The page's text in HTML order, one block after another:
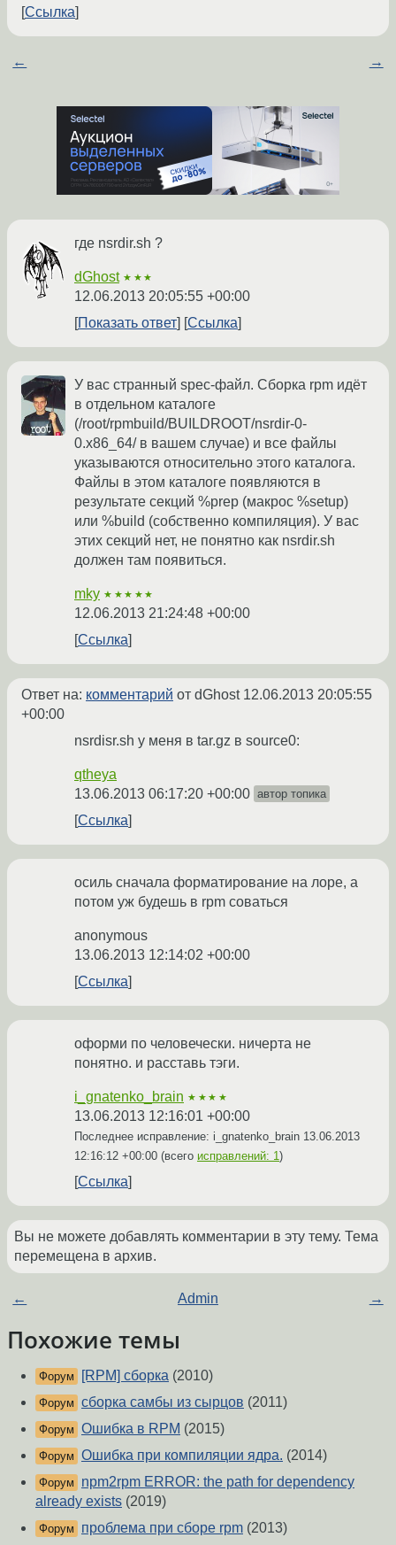
Ссылка
← →
где nsrdir.sh ?
dGhost ★★★
12.06.2013 20:05:55 +00:00
Показать ответ
Ссылка
У вас странный spec-файл. Сборка rpm идёт
в отдельном каталоге
(/root/rpmbuild/BUILDROOT/nsrdir-0-
0.x86_64/ в вашем случае) и все файлы
указываются относительно этого каталога.
Файлы в этом каталоге появляются в
результате секций %prep (макрос %setup)
или %build (собственно компиляция). У вас
этих секций нет, не понятно как nsrdir.sh
должен там появиться.
mky ★★★★★
12.06.2013 21:24:48 +00:00
Ссылка
Ответ на: комментарий от dGhost 12.06.2013 20:05:55
+00:00
nsrdisr.sh у меня в tar.gz в source0:
qtheya
13.06.2013 06:17:20 +00:00 автор топика
Ссылка
осиль сначала форматирование на лоре, а
потом уж будешь в rpm соваться
anonymous
13.06.2013 12:14:02 +00:00
Ссылка
оформи по человечески. ничерта не
понятно. и расставь тэги.
i_gnatenko_brain ★★★★
13.06.2013 12:16:01 +00:00
Последнее исправление: i_gnatenko_brain 13.06.2013
12:16:12 +00:00 (всего исправлений: 1)
Ссылка
Вы не можете добавлять комментарии в эту тему. Тема
перемещена в архив.
← Admin →
Похожие темы
Форум [RPM] сборка (2010)
Форум сборка самбы из сырцов (2011)
Форум Ошибка в RPM (2015)
Форум Ошибка при компиляции ядра. (2014)
Форум
npm2rpm ERROR: the path for dependency
already exists (2019)
Форум проблема при сборе rpm (2013)